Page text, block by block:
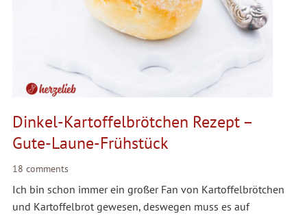
Dinkel-Kartoffelbrötchen Rezept –
Gute-Laune-Frühstück
18 comments
Ich bin schon immer ein großer Fan von Kartoffelbrötchen
und Kartoffelbrot gewesen, deswegen muss es auf